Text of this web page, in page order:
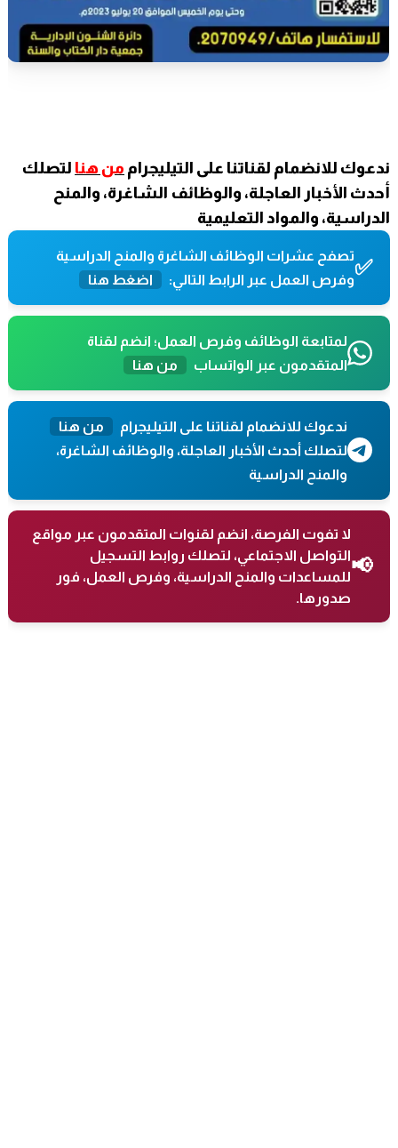
ندعوك للانضمام لقناتنا على التيليجرام من هنا لتصلك
أحدث الأخبار العاجلة، والوظائف الشاغرة، والمنح
الدراسية، والمواد التعليمية
✅تصفح عشرات الوظائف الشاغرة والمنح الدراسية
وفرص العمل عبر الرابط التالي:
اضغط هنا
لمتابعة الوظائف وفرص العمل؛ انضم لقناة
المتقدمون عبر الواتساب
من هنا
ندعوك للانضمام لقناتنا على التيليجرام
من هنا
لتصلك أحدث الأخبار العاجلة، والوظائف الشاغرة،
والمنح الدراسية
📢
لا تفوت الفرصة، انضم لقنوات المتقدمون عبر مواقع
التواصل الاجتماعي، لتصلك روابط التسجيل
للمساعدات والمنح الدراسية، وفرص العمل، فور
صدورها.